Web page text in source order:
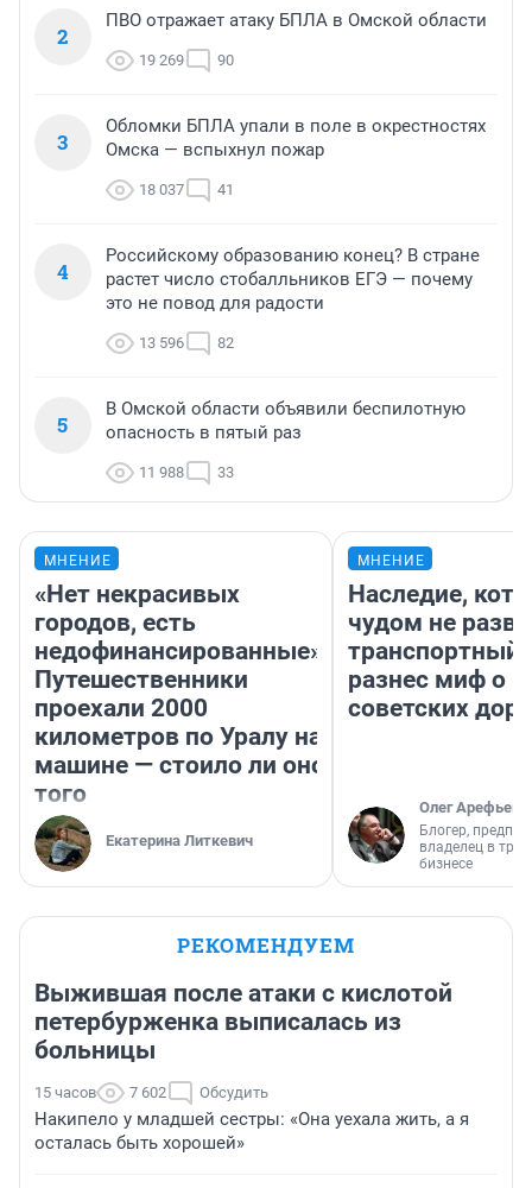
2
ПВО отражает атаку БПЛА в Омской области
19 269 90
3
Обломки БПЛА упали в поле в окрестностях
Омска — вспыхнул пожар
18 037 41
4
Российскому образованию конец? В стране
растет число стобалльников ЕГЭ — почему
это не повод для радости
13 596 82
5
В Омской области объявили беспилотную
опасность в пятый раз
11 988 33
МНЕНИЕ
«Нет некрасивых
городов, есть
недофинансированные».
Путешественники
проехали 2000
километров по Уралу на
машине — стоило ли оно
того
Екатерина Литкевич
МНЕНИЕ
Наследие,
чудом не
транспортный
разнес миф о
советских
Олег Арефьев
Блогер,
владелец в
бизнесе
РЕКОМЕНДУЕМ
Выжившая после атаки с кислотой
петербурженка выписалась из
больницы
15 часов 7 602 Обсудить
Накипело у младшей сестры: «Она уехала жить, а я
осталась быть хорошей»